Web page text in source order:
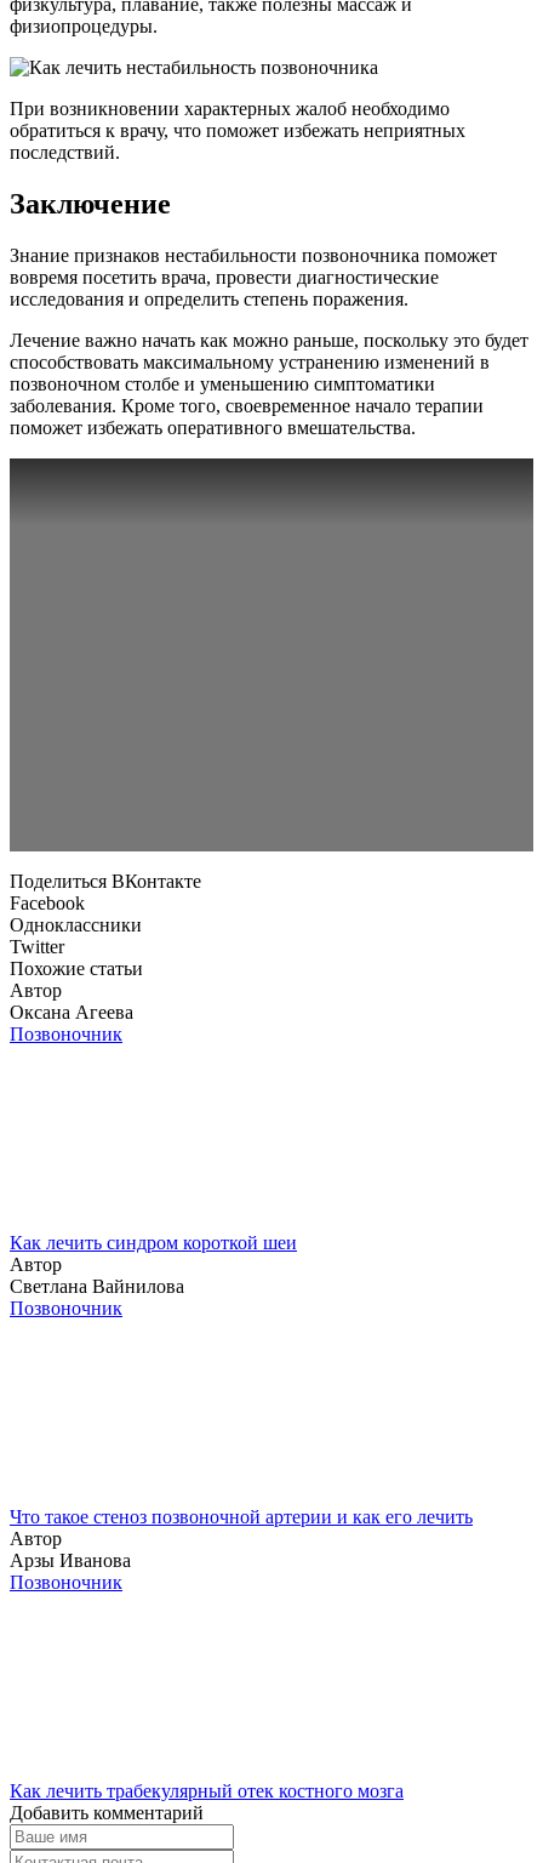
физиопроцедуры.
При возникновении характерных жалоб необходимо
обратиться к врачу, что поможет избежать неприятных
последствий.
Заключение
Знание признаков нестабильности позвоночника поможет
вовремя посетить врача, провести диагностические
исследования и определить степень поражения.
Лечение важно начать как можно раньше, поскольку это будет
способствовать максимальному устранению изменений в
позвоночном столбе и уменьшению симптоматики
заболевания. Кроме того, своевременное начало терапии
поможет избежать оперативного вмешательства.
Поделиться ВКонтакте
Facebook
Одноклассники
Twitter
Похожие статьи
Автор
Оксана Агеева
Позвоночник
Как лечить синдром короткой шеи
Автор
Светлана Вайнилова
Позвоночник
Что такое стеноз позвоночной артерии и как его лечить
Автор
Арзы Иванова
Позвоночник
Как лечить трабекулярный отек костного мозга
Добавить комментарий